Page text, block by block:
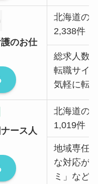
のお仕
北海道の
2,338件
総求人数
転職サイ
気軽に転
ース人
北海道の
1,019件
地域専任
な対応が
ミ」など